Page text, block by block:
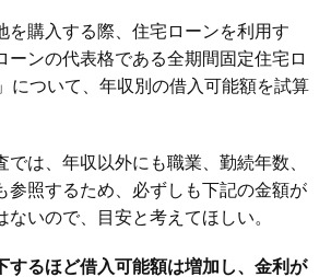
購入する際、住宅ローンを利用す
ーンの代表格である全期間固定住宅ロ
について、年収別の借入可能額を試算
は、年収以外にも職業、勤続年数、
参照するため、必ずしも下記の金額が
いので、目安と考えてほしい。
するほど借入可能額は増加し、金利が